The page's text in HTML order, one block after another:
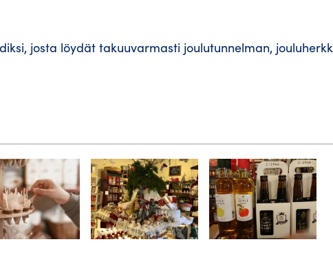
josta löydät takuuvarmasti joulutunnelman,